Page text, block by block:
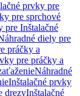
prvky pre
pre sprchové
pre Inštalačné
diely pre
práčky a
pre práčky a
Náhradné
Inštalačné prvky
drezyInštalačné